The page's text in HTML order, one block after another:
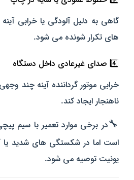
گاهی به دلیل آلودگی یا خرابی
های تکرار شونده می‌ شود.
4️⃣ صدای غیرعادی داخل دستگاه
خرابی موتور گرداننده آینه چند
ناهنجار ایجاد کند.
🔧در برخی موارد تعمیر با سیم‌
است اما در شکستگی‌ های شدید یا
یونیت توصیه می‌ شود.